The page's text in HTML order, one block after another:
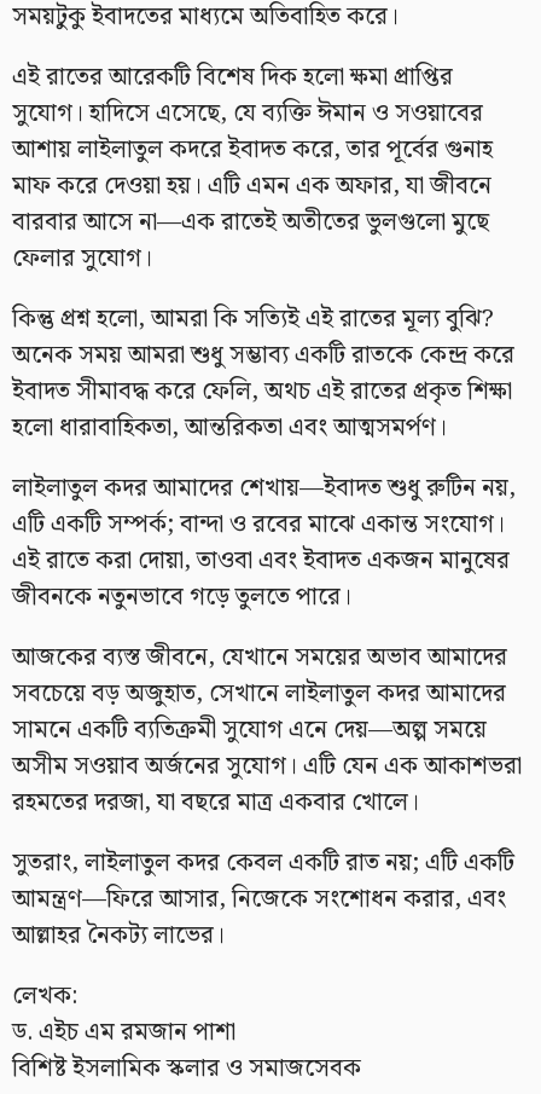
সময়টুকু ইবাদতের মাধ্যমে অতিবাহিত করে।
এই রাতের আরেকটি বিশেষ দিক হলো ক্ষমা প্রাপ্তির
সুযোগ। হাদিসে এসেছে, যে ব্যক্তি ঈমান ও সওয়াবের
আশায় লাইলাতুল কদরে ইবাদত করে, তার পূর্বের গুনাহ
মাফ করে দেওয়া হয়। এটি এমন এক অফার, যা জীবনে
বারবার আসে না—এক রাতেই অতীতের ভুলগুলো মুছে
ফেলার সুযোগ।
কিন্তু প্রশ্ন হলো, আমরা কি সত্যিই এই রাতের মূল্য বুঝি?
অনেক সময় আমরা শুধু সম্ভাব্য একটি রাতকে কেন্দ্র করে
ইবাদত সীমাবদ্ধ করে ফেলি, অথচ এই রাতের প্রকৃত শিক্ষা
হলো ধারাবাহিকতা, আন্তরিকতা এবং আত্মসমর্পণ।
লাইলাতুল কদর আমাদের শেখায়—ইবাদত শুধু রুটিন নয়,
এটি একটি সম্পর্ক; বান্দা ও রবের মাঝে একান্ত সংযোগ।
এই রাতে করা দোয়া, তাওবা এবং ইবাদত একজন মানুষের
জীবনকে নতুনভাবে গড়ে তুলতে পারে।
আজকের ব্যস্ত জীবনে, যেখানে সময়ের অভাব আমাদের
সবচেয়ে বড় অজুহাত, সেখানে লাইলাতুল কদর আমাদের
সামনে একটি ব্যতিক্রমী সুযোগ এনে দেয়—অল্প সময়ে
অসীম সওয়াব অর্জনের সুযোগ। এটি যেন এক আকাশভরা
রহমতের দরজা, যা বছরে মাত্র একবার খোলে।
সুতরাং, লাইলাতুল কদর কেবল একটি রাত নয়; এটি একটি
আমন্ত্রণ—ফিরে আসার, নিজেকে সংশোধন করার, এবং
আল্লাহর নৈকট্য লাভের।
লেখক:
ড. এইচ এম রমজান পাশা
বিশিষ্ট ইসলামিক স্কলার ও সমাজসেবক